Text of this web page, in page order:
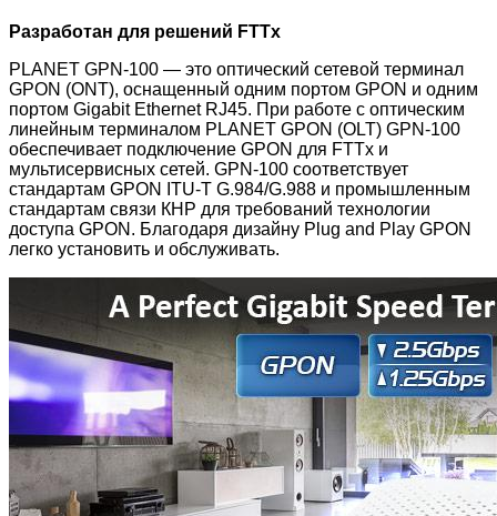
Разработан для решений FTTx
PLANET GPN-100 — это оптический сетевой терминал
GPON (ONT), оснащенный одним портом GPON и одним
портом Gigabit Ethernet RJ45. При работе с оптическим
линейным терминалом PLANET GPON (OLT) GPN-100
обеспечивает подключение GPON для FTTx и
мультисервисных сетей. GPN-100 соответствует
стандартам GPON ITU-T G.984/G.988 и промышленным
стандартам связи КНР для требований технологии
доступа GPON. Благодаря дизайну Plug and Play GPON
легко установить и обслуживать.